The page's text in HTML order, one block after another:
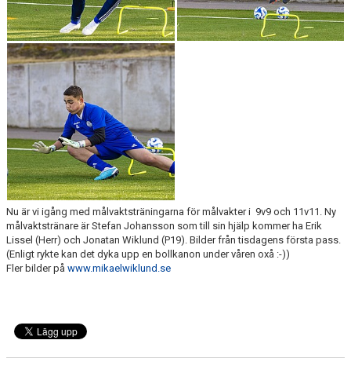
Nu är vi igång med målvaktsträningarna för målvakter i 9v9 och 11v11. Ny
målvaktstränare är Stefan Johansson som till sin hjälp kommer ha Erik
Lissel (Herr) och Jonatan Wiklund (P19). Bilder från tisdagens första pass.
(Enligt rykte kan det dyka upp en bollkanon under våren oxå :-))
Fler bilder på www.mikaelwiklund.se